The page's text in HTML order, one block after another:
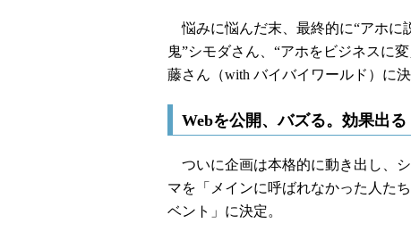
悩みに悩んだ末、最終的に“アホに
鬼”シモダさん、“アホをビジネスに
藤さん（with バイバイワールド）に決
Webを公開、バズる。効果出る
ついに企画は本格的に動き出し、
マを「メインに呼ばれなかった人た
ベント」に決定。